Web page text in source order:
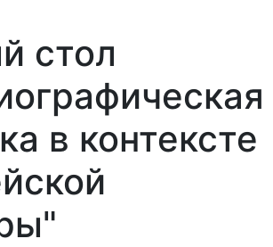
стол
в контексте